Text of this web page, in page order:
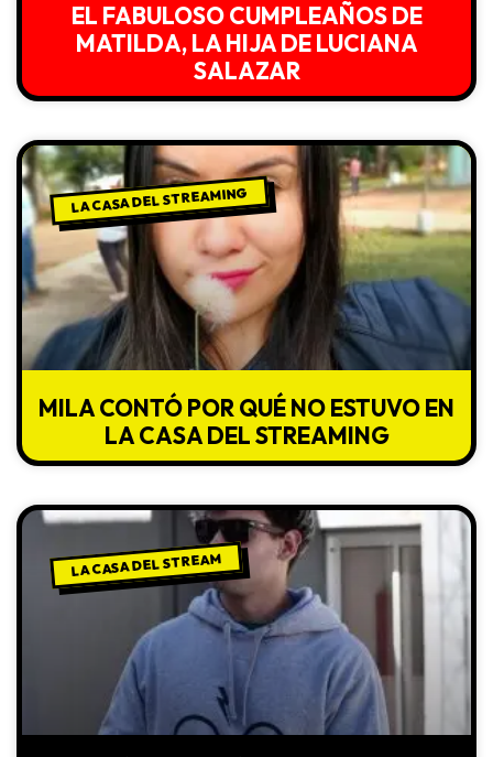
EL FABULOSO CUMPLEAÑOS DE
MATILDA, LA HIJA DE LUCIANA
SALAZAR
LA CASA DEL STREAMING
MILA CONTÓ POR QUÉ NO ESTUVO EN
LA CASA DEL STREAMING
LA CASA DEL STREAM